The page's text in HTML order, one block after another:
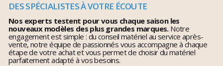
DES SPÉCIALISTES À VOTRE ÉCOUTE
Nos experts testent pour vous chaque saison les
nouveaux modèles des plus grandes marques.Notre
engagement est simple : du conseil matériel au service après-
vente, notre équipe de passionnés vous accompagne à chaque
étape de votre achat et vous permet de choisir du matériel
parfaitement adapté à vos besoins.